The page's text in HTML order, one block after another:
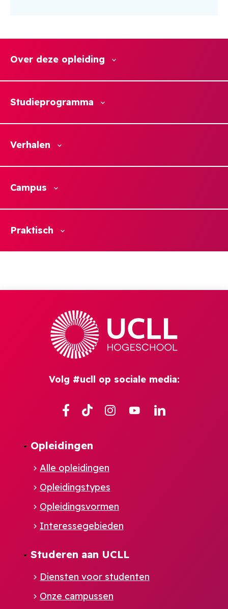
Over deze opleiding
Studieprogramma
Verhalen
Campus
Praktisch
Volg #ucll op sociale media:
Facebook
TikTok Instagram
YouTube
Opleidingen
Alle opleidingen
Opleidingstypes
Opleidingsvormen
Interessegebieden
Studeren aan UCLL
Diensten voor studenten
Onze campussen